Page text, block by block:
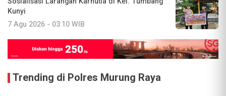
Kunyi
7 Agu 2026 - 03:10 WIB
Trending di Polres Murung Raya